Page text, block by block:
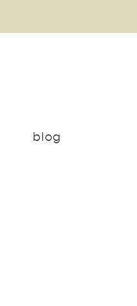
blog